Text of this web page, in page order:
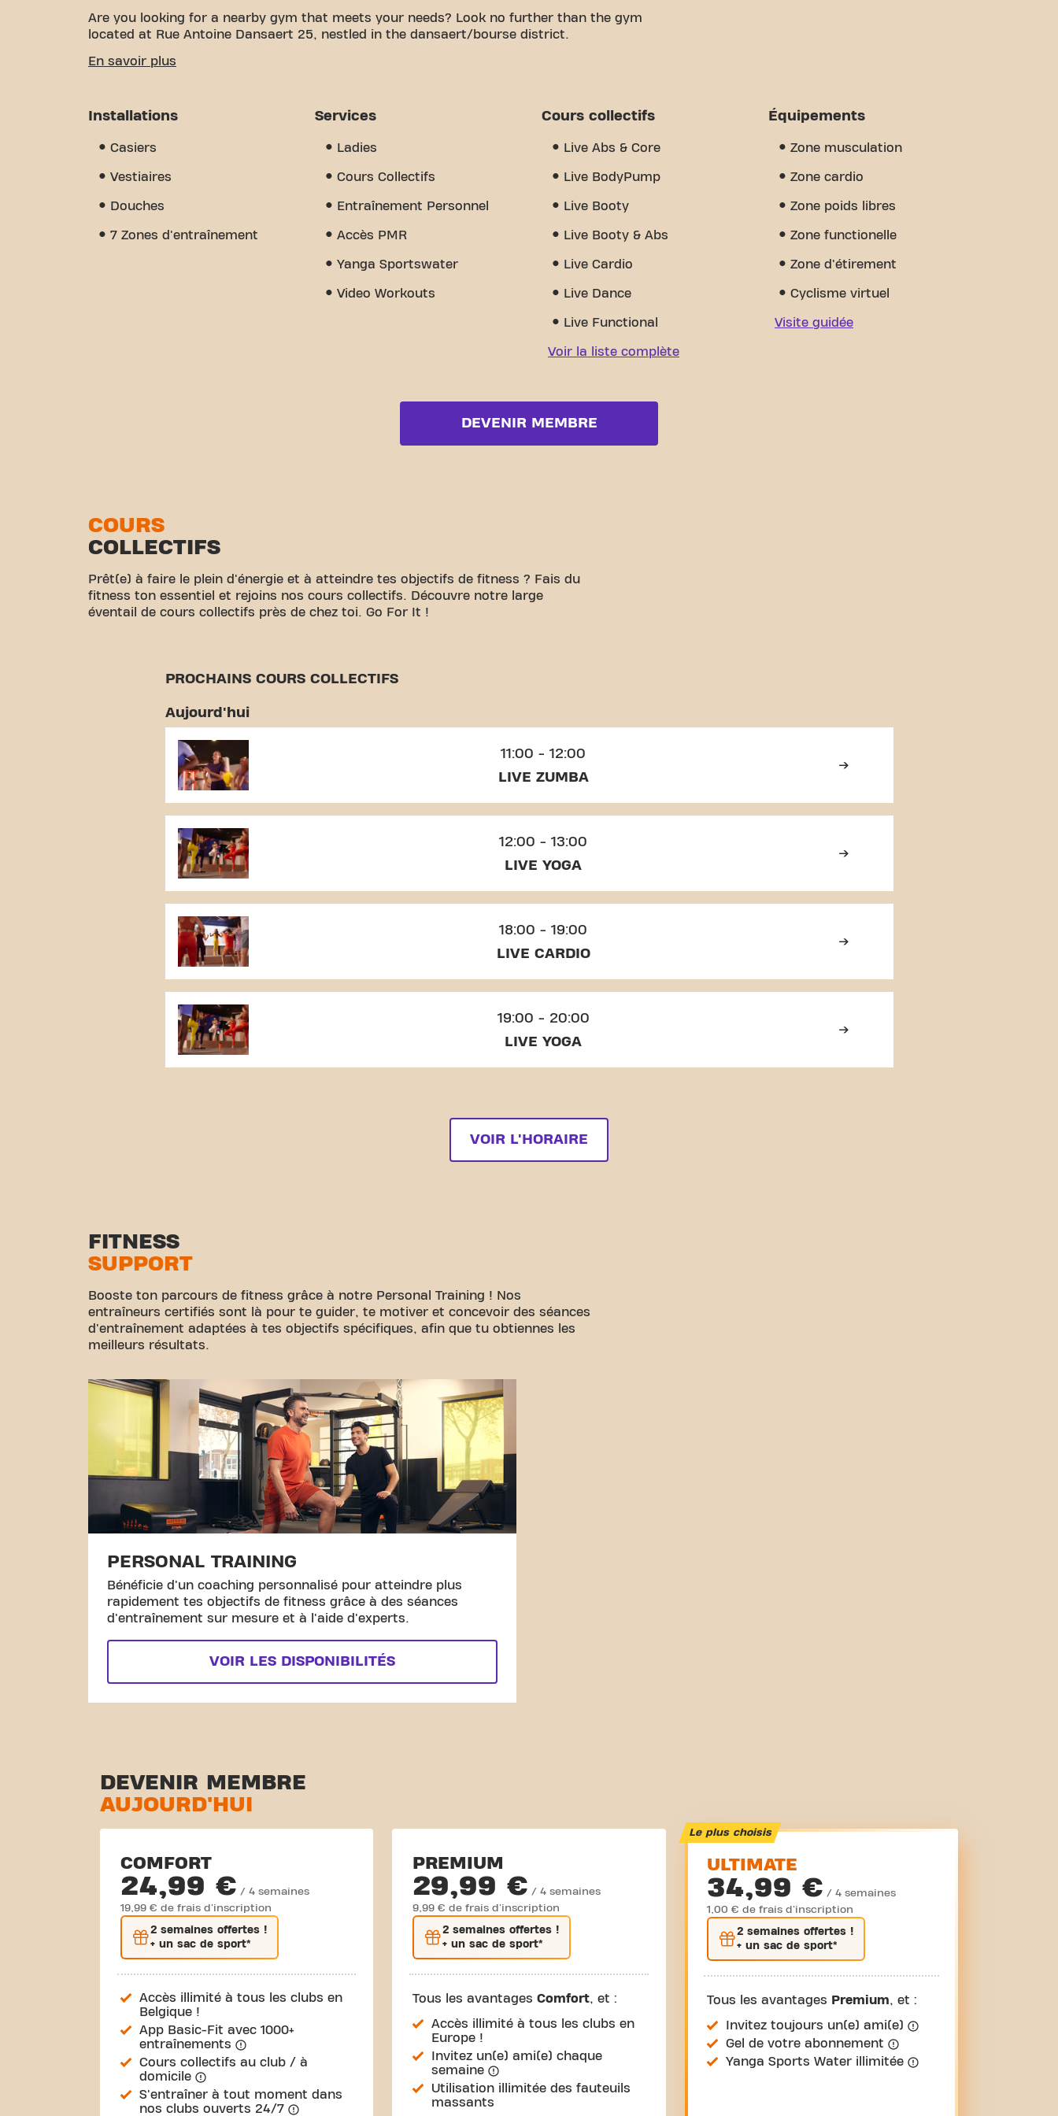
Are you looking for a nearby gym that meets your needs? Look no further than the gym
located at Rue Antoine Dansaert 25, nestled in the dansaert/bourse district.
We know how important having a comfortable space is to achieving your fitness goals. With
group classes, and is a ladies club. But what really sets us apart is the sense of community
Join us today and discover why Basic-Fit Brussels Rue Antoine Dansaert Ladies is more than
En savoir plus
Installations
Casiers
Vestiaires
Douches
7 Zones d'entraînement
Services
Ladies
Cours Collectifs
Entraînement Personnel
Accès PMR
Yanga Sportswater
Video Workouts
Cours collectifs
Live Abs & Core
Live BodyPump
Live Booty
Live Booty & Abs
Live Cardio
Live Dance
Live Functional
Voir la liste complète
Équipements
Zone musculation
Zone cardio
Zone poids libres
Zone functionelle
Zone d'étirement
Cyclisme virtuel
Visite guidée
DEVENIR MEMBRE
COURS
COLLECTIFS
Prêt(e) à faire le plein d'énergie et à atteindre tes objectifs de fitness ? Fais du
fitness ton essentiel et rejoins nos cours collectifs. Découvre notre large
éventail de cours collectifs près de chez toi. Go For It !
PROCHAINS COURS COLLECTIFS
Aujourd'hui
11:00 - 12:00
LIVE ZUMBA
12:00 - 13:00
LIVE YOGA
18:00 - 19:00
LIVE CARDIO
19:00 - 20:00
LIVE YOGA
VOIR L'HORAIRE
FITNESS
SUPPORT
Booste ton parcours de fitness grâce à notre Personal Training ! Nos
entraîneurs certifiés sont là pour te guider, te motiver et concevoir des séances
d'entraînement adaptées à tes objectifs spécifiques, afin que tu obtiennes les
meilleurs résultats.
PERSONAL TRAINING
Bénéficie d'un coaching personnalisé pour atteindre plus
rapidement tes objectifs de fitness grâce à des séances
d'entraînement sur mesure et à l'aide d'experts.
VOIR LES DISPONIBILITÉS
DEVENIR MEMBRE
AUJOURD'HUI
COMFORT
24,99 € / 4 semaines
19,99 € de frais d'inscription
2 semaines offertes !
+ un sac de sport*
Accès illimité à tous les clubs en
Belgique !
App Basic-Fit avec 1000+
entraînements
Cours collectifs au club / à
domicile
S'entraîner à tout moment dans
nos clubs ouverts 24/7
PREMIUM
29,99 € / 4 semaines
9,99 € de frais d'inscription
2 semaines offertes !
+ un sac de sport*
Tous les avantagesComfort, et :
Accès illimité à tous les clubs en
Europe !
Invitez un(e) ami(e) chaque
semaine
Utilisation illimitée des fauteuils
massants
Le plus choisis
ULTIMATE
34,99 € / 4 semaines
1,00 € de frais d'inscription
2 semainesoffertes !
+ un sac de sport*
Tous les avantages Premium, et :
Invitez toujours un(e) ami(e)
Gel de votre abonnement
Yanga Sports Water illimitée